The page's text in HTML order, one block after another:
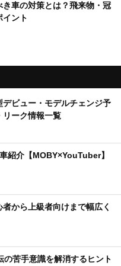
き車の対策とは？飛来物・冠
イント
デビュー・モデルチェンジ予
リーク情報一覧
紹介【MOBY×YouTuber】
者から上級者向けまで幅広く
の苦手意識を解消するヒント